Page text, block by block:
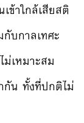
ข้าใกล้เสียสติ
บกาลเทศะ
ม่เหมาะสม
กัน ทั้งที่ปกติไม่